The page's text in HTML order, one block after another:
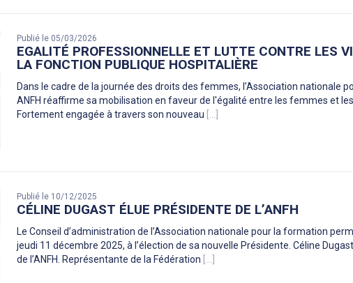
Publié le 05/03/2026
EGALITÉ PROFESSIONNELLE ET LUTTE CONTRE LES
LA FONCTION PUBLIQUE HOSPITALIÈRE
Dans le cadre de la journée des droits des femmes, l’Association
ANFH réaffirme sa mobilisation en faveur de l'égalité entre les femmes et
Fortement engagée à travers son nouveau [...]
Publié le 10/12/2025
CÉLINE DUGAST ÉLUE PRÉSIDENTE DE L’ANFH
Le Conseil d’administration de l’Association nationale pour la formation
jeudi 11 décembre 2025, à l’élection de sa nouvelle Présidente. Céline
de l’ANFH. Représentante de la Fédération [...]